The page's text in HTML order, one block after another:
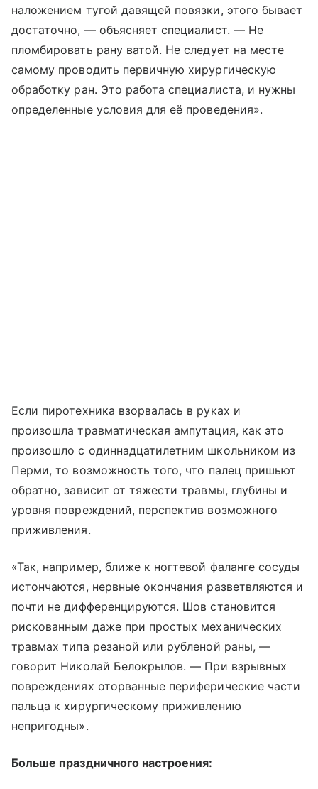
наложением тугой давящей повязки, этого бывает
достаточно, — объясняет специалист. — Не
пломбировать рану ватой. Не следует на месте
самому проводить первичную хирургическую
обработку ран. Это работа специалиста, и нужны
определенные условия для её проведения».
Если пиротехника взорвалась в руках и
произошла травматическая ампутация, как это
произошло с одиннадцатилетним школьником из
Перми, то возможность того, что палец пришьют
обратно, зависит от тяжести травмы, глубины и
уровня повреждений, перспектив возможного
приживления.
«Так, например, ближе к ногтевой фаланге сосуды
истончаются, нервные окончания разветвляются и
почти не дифференцируются. Шов становится
рискованным даже при простых механических
травмах типа резаной или рубленой раны, —
говорит Николай Белокрылов. — При взрывных
повреждениях оторванные периферические части
пальца к хирургическому приживлению
непригодны».
Больше праздничного настроения: